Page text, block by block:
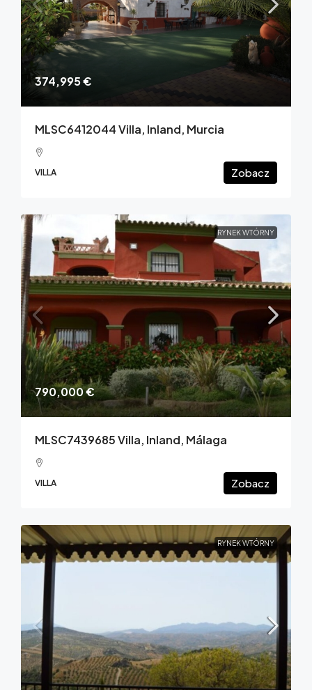
374,995 €
MLSC6412044 Villa, Inland, Murcia
VILLA Zobacz
RYNEK WTÓRNY
790,000 €
MLSC7439685 Villa, Inland, Málaga
VILLA Zobacz
RYNEK WTÓRNY